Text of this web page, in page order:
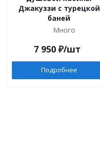
Джакуззи с турецкой
баней
Много
7 950 ₽/шт
Подробнее